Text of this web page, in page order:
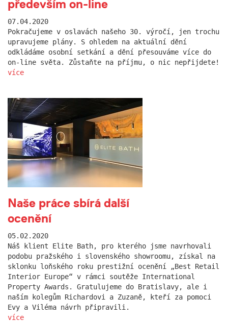
především on-line
07.04.2020
Pokračujeme v oslavách našeho 30. výročí, jen trochu
upravujeme plány. S ohledem na aktuální dění
odkládáme osobní setkání a dění přesouváme více do
on-line světa. Zůstaňte na příjmu, o nic nepřijdete!
více
Naše práce sbírá další
ocenění
05.02.2020
Náš klient Elite Bath, pro kterého jsme navrhovali
podobu pražského i slovenského showroomu, získal na
sklonku loňského roku prestižní ocenění „Best Retail
Interior Europe“ v rámci soutěže International
Property Awards. Gratulujeme do Bratislavy, ale i
naším kolegům Richardovi a Zuzaně, kteří za pomoci
Evy a Viléma návrh připravili.
více